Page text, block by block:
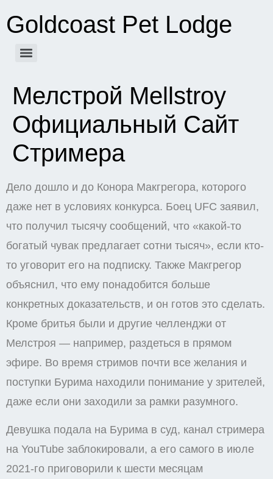
Goldcoast Pet Lodge
Мелстрой Mellstroy
Официальный Сайт
Стримера
Дело дошло и до Конора Макгрегора, которого
даже нет в условиях конкурса. Боец UFC заявил,
что получил тысячу сообщений, что «какой-то
богатый чувак предлагает сотни тысяч», если кто-
то уговорит его на подписку. Также Макгрегор
объяснил, что ему понадобится больше
конкретных доказательств, и он готов это сделать.
Кроме бритья были и другие челленджи от
Мелстроя — например, раздеться в прямом
эфире. Во время стримов почти все желания и
поступки Бурима находили понимание у зрителей,
даже если они заходили за рамки разумного.
Девушка подала на Бурима в суд, канал стримера
на YouTube заблокировали, а его самого в июле
2021-го приговорили к шести месяцам